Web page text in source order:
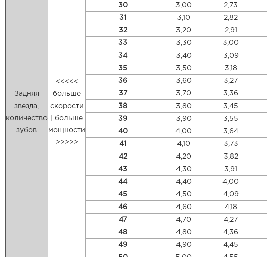
Задняя
звезда,
количество
зубов
<<<<<
больше
скорости
| больше
мощности
>>>>>
30 3,00 2,73
31 3,10 2,82
32 3,20 2,91
33 3,30 3,00
34 3,40 3,09
35 3,50 3,18
36 3,60 3,27
37 3,70 3,36
38 3,80 3,45
39 3,90 3,55
40 4,00 3,64
41 4,10 3,73
42 4,20 3,82
43 4,30 3,91
44 4,40 4,00
45 4,50 4,09
46 4,60 4,18
47 4,70 4,27
48 4,80 4,36
49 4,90 4,45